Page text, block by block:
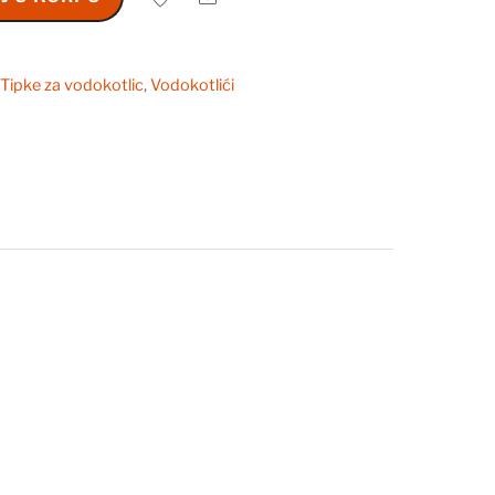
Tipke za vodokotlic,Vodokotlići